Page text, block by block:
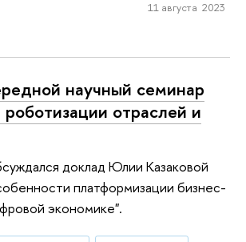
11 августа 2023
научный семинар
отраслей и
доклад Юлии Казаковой
платформизации бизнес-
экономике".